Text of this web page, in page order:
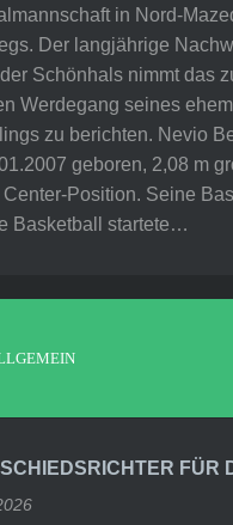
in Nord-
Der langjährige
Schönhals nimmt das
Werdegang seines
zu berichten. Nevio
geboren, 2,08 m
Center-Position. Seine
Basketball startete…
FÜR